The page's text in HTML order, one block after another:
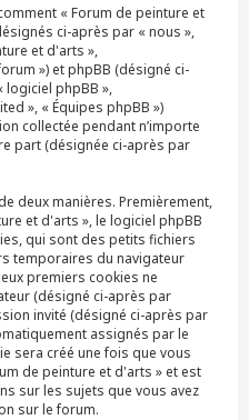
« Forum de peinture et
ci-après par « nous »,
et d'arts »,
») et phpBB (désigné ci-
logiciel phpBB »,
», « Équipes phpBB »)
collectée pendant n’importe
part (désignée ci-après par
deux manières. Premièrement,
et d'arts », le logiciel phpBB
qui sont des petits fichiers
temporaires du navigateur
premiers cookies ne
(désigné ci-après par
invité (désigné ci-après par
assignés par le
sera créé une fois que vous
de peinture et d'arts » et est
sur les sujets que vous avez
sur le forum.